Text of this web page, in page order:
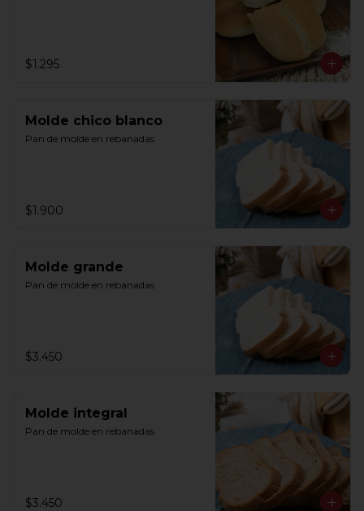
$1.295
Molde chico blanco
Pan de molde en rebanadas
$1.900
Molde grande
Pan de molde en rebanadas
$3.450
Molde integral
Pan de molde en rebanadas
$3.450